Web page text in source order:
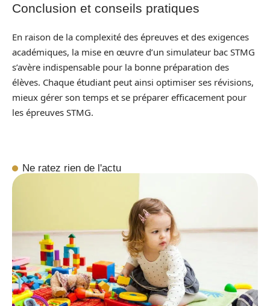
Conclusion et conseils pratiques
En raison de la complexité des épreuves et des exigences
académiques, la mise en œuvre d’un simulateur bac STMG
s’avère indispensable pour la bonne préparation des
élèves. Chaque étudiant peut ainsi optimiser ses révisions,
mieux gérer son temps et se préparer efficacement pour
les épreuves STMG.
Ne ratez rien de l'actu